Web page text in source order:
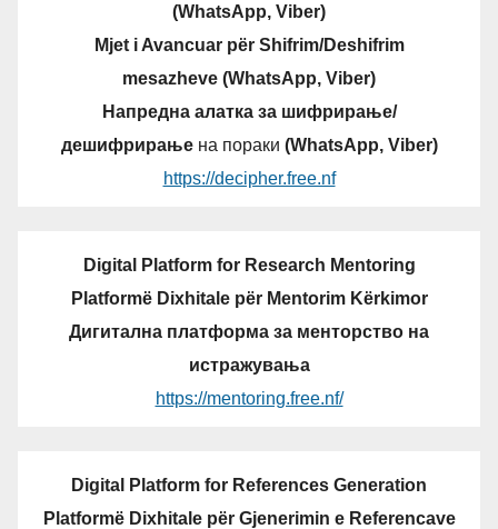
(WhatsApp, Viber)
Mjet i Avancuar për Shifrim/Deshifrim
mesazheve (WhatsApp, Viber)
Напредна алатка за шифрирање/
дешифрирањена пораки (WhatsApp, Viber)
https://decipher.free.nf
Digital Platform for Research Mentoring
Platformë Dixhitale për Mentorim Kërkimor
Дигитална платформа за менторство на
истражувања
https://mentoring.free.nf/
Digital Platform for References Generation
Platformë Dixhitale për Gjenerimin e Referencave